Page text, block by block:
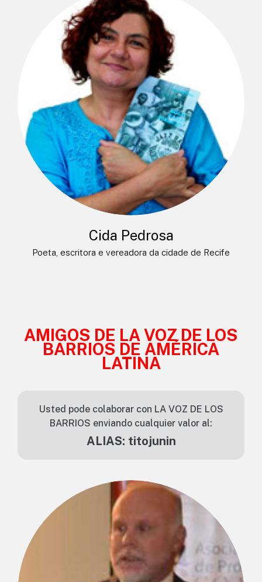
Cida Pedrosa
Poeta, escritora e vereadora da cidade de Recife
AMIGOS DE LA VOZ DE LOS
BARRIOS DE AMÉRICA
LATINA
Usted pode colaborar con LA VOZ DE LOS
BARRIOS enviando cualquier valor al:
ALIAS: titojunin